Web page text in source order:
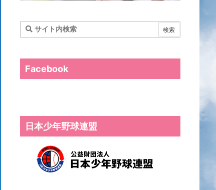
Facebook
日本少年野球連盟